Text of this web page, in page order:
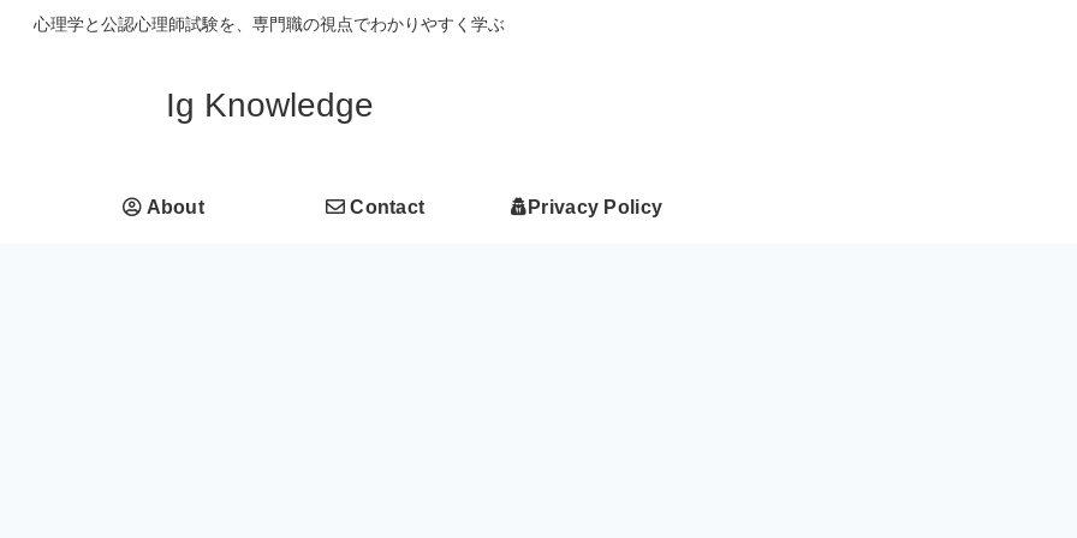
心理学と公認心理師試験を、専門職の視点でわかりやすく学ぶ
Ig Knowledge
About Contact Privacy Policy